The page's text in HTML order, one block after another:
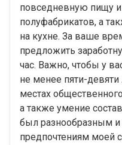
повседневную пищу и
полуфабрикатов, а
на кухне. За ваше
предложить
час. Важно, чтобы у
не менее пяти-
местах
а также умение
был разнообразным и
предпочтениям моей